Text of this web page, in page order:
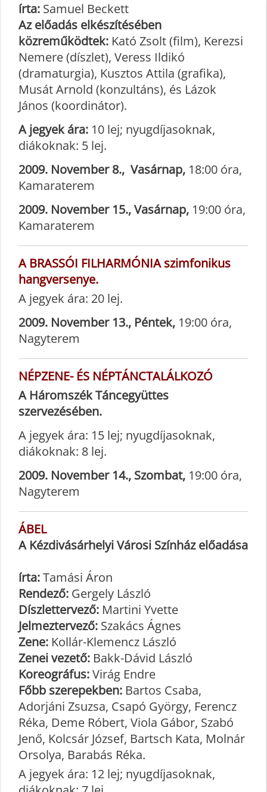
írta: Samuel Beckett
Az előadás elkészítésében
közreműködtek: Kató Zsolt (film), Kerezsi
Nemere (díszlet), Veress Ildikó
(dramaturgia), Kusztos Attila (grafika),
Musát Arnold (konzultáns), és Lázok
János (koordinátor).
A jegyek ára: 10 lej; nyugdíjasoknak,
diákoknak: 5 lej.
2009. November 8., Vasárnap, 18:00 óra,
Kamaraterem
2009. November 15., Vasárnap, 19:00 óra,
Kamaraterem
A BRASSÓI FILHARMÓNIA szimfonikus
hangversenye.
A jegyek ára: 20 lej.
2009. November 13., Péntek, 19:00 óra,
Nagyterem
NÉPZENE- ÉS NÉPTÁNCTALÁLKOZÓ
A Háromszék Táncegyüttes
szervezésében.
A jegyek ára: 15 lej; nyugdíjasoknak,
diákoknak: 8 lej.
2009. November 14., Szombat, 19:00 óra,
Nagyterem
ÁBEL
A Kézdivásárhelyi Városi Színház előadása
írta:Tamási Áron
Rendező: Gergely László
Díszlettervező: Martini Yvette
Jelmeztervező: Szakács Ágnes
Zene: Kollár-Klemencz László
Zenei vezető: Bakk-Dávid László
Koreográfus:Virág Endre
Főbb szerepekben: Bartos Csaba,
Adorjáni Zsuzsa, Csapó György, Ferencz
Réka, Deme Róbert, Viola Gábor, Szabó
Jenő, Kolcsár József, Bartsch Kata, Molnár
Orsolya, Barabás Réka.
A jegyek ára: 12 lej; nyugdíjasoknak,